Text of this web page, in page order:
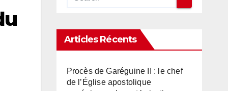
Articles Récents
Procès de Garéguine II : le chef
de l’Église apostolique